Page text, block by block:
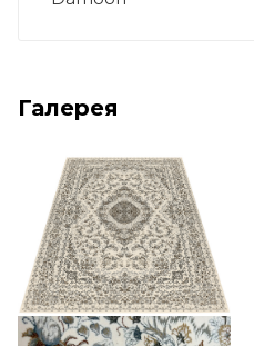
Галерея